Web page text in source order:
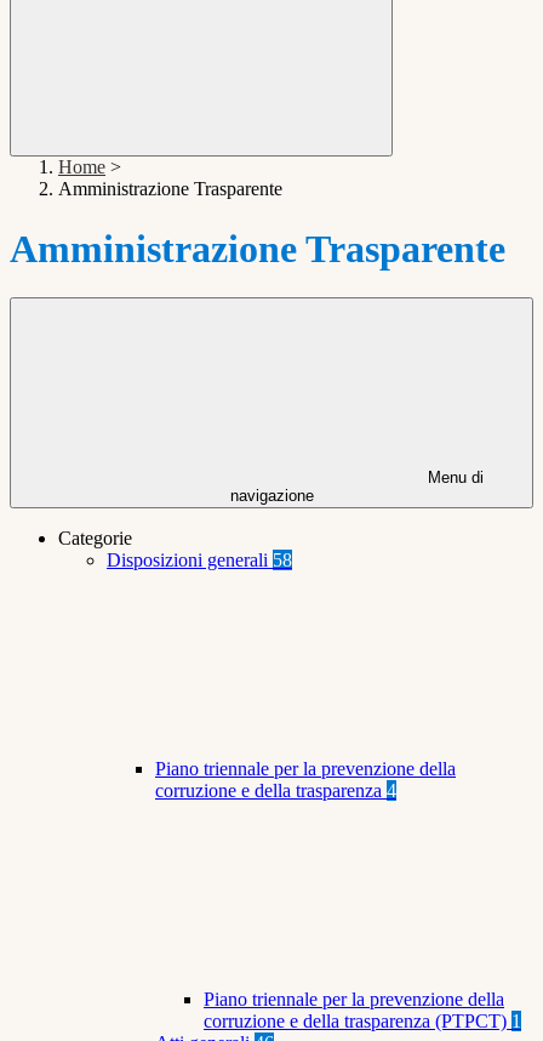
Home >
Amministrazione Trasparente
Amministrazione Trasparente
Menu di
navigazione
Categorie
Disposizioni generali 58
Piano triennale per la prevenzione della
corruzione e della trasparenza 4
Piano triennale per la prevenzione della
corruzione e della trasparenza (PTPCT) 1